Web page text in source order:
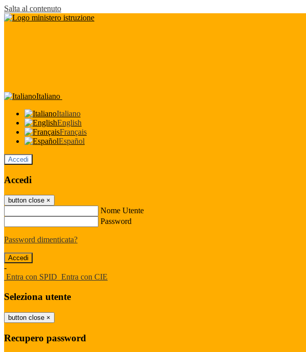
Salta al contenuto
Italiano
Italiano
English
Français
Español
Accedi
Accedi
button close ×
Nome Utente
Password
Password dimenticata?
-
Entra con SPID Entra con CIE
Seleziona utente
button close ×
Recupero password